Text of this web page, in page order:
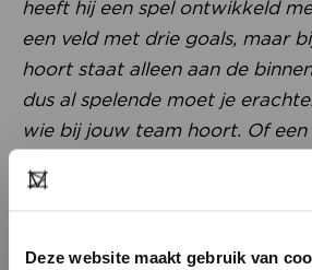
Deze website maakt gebruik van
heeft hij een spel ontwikkeld
een veld met drie goals, maar
hoort staat alleen aan de
dus al spelende moet je
wie bij jouw team hoort. Of een
uniformen die tijdens het spel
Dan gaat er een fluitje en
Bedrijven als Nike en Adidas